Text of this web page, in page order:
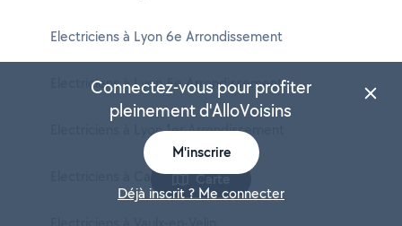
Electriciens à Lyon 6e Arrondissement
Electriciens à Lyon 5e Arrondissement
Electriciens à Lyon 1er Arrondissement
Electriciens à Caluire-et-Cuire
Carte
Connectez-vous pour profiter
pleinement d'AlloVoisins
M'inscrire
Déjà inscrit ? Me connecter